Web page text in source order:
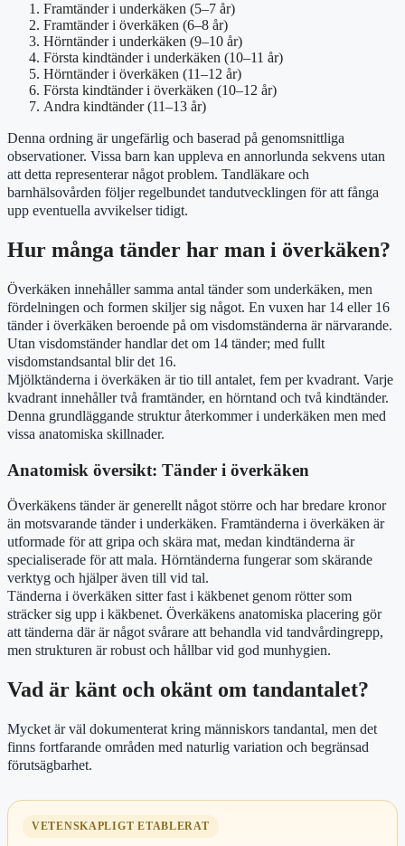
Framtänder i underkäken (5–7 år)
Framtänder i överkäken (6–8 år)
Hörntänder i underkäken (9–10 år)
Första kindtänder i underkäken (10–11 år)
Hörntänder i överkäken (11–12 år)
Första kindtänder i överkäken (10–12 år)
Andra kindtänder (11–13 år)
Denna ordning är ungefärlig och baserad på genomsnittliga
observationer. Vissa barn kan uppleva en annorlunda sekvens utan
att detta representerar något problem. Tandläkare och
barnhälsovården följer regelbundet tandutvecklingen för att fånga
upp eventuella avvikelser tidigt.
Hur många tänder har man i överkäken?
Överkäken innehåller samma antal tänder som underkäken, men
fördelningen och formen skiljer sig något. En vuxen har 14 eller 16
tänder i överkäken beroende på om visdomständerna är närvarande.
Utan visdomständer handlar det om 14 tänder; med fullt
visdomstandsantal blir det 16.
Mjölktänderna i överkäken är tio till antalet, fem per kvadrant. Varje
kvadrant innehåller två framtänder, en hörntand och två kindtänder.
Denna grundläggande struktur återkommer i underkäken men med
vissa anatomiska skillnader.
Anatomisk översikt: Tänder i överkäken
Överkäkens tänder är generellt något större och har bredare kronor
än motsvarande tänder i underkäken. Framtänderna i överkäken är
utformade för att gripa och skära mat, medan kindtänderna är
specialiserade för att mala. Hörntänderna fungerar som skärande
verktyg och hjälper även till vid tal.
Tänderna i överkäken sitter fast i käkbenet genom rötter som
sträcker sig upp i käkbenet. Överkäkens anatomiska placering gör
att tänderna där är något svårare att behandla vid tandvårdingrepp,
men strukturen är robust och hållbar vid god munhygien.
Vad är känt och okänt om tandantalet?
Mycket är väl dokumenterat kring människors tandantal, men det
finns fortfarande områden med naturlig variation och begränsad
förutsägbarhet.
VETENSKAPLIGT ETABLERAT